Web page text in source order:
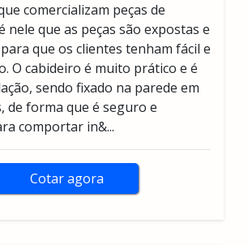
comercializam peças de
nele que as peças são expostas e
que os clientes tenham fácil e
O cabideiro é muito prático e é
sendo fixado na parede em
de forma que é seguro e
comportar in&...
Cotar agora